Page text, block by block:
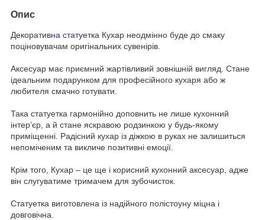
Опис
Декоративна статуетка Кухар неодмінно буде до смаку
поціновувачам оригінальних сувенірів.
Аксесуар має приємний жартівливий зовнішній вигляд. Стане
ідеальним подарунком для професійного кухаря або ж
любителя смачно готувати.
Така статуетка гармонійно доповнить не лише кухонний
інтер’єр, а й стане яскравою родзинкою у будь-якому
приміщенні. Радісний кухар із діжкою в руках не залишиться
непоміченим та викличе позитивні емоції.
Крім того, Кухар – це ще і корисний кухонний аксесуар, адже
він слугуватиме тримачем для зубочисток.
Статуетка виготовлена із надійного полістоуну міцна і
довговічна.